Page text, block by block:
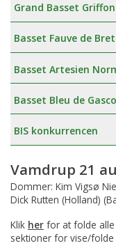
Grand Basset
Basset Fauve de
Basset Artesien
Basset Bleu de
BIS konkurrencen
Vamdrup 21
Dommer: Kim Vigsø
Dick Rutten (Holland)
Klik her for at folde
sektioner for vise/folde